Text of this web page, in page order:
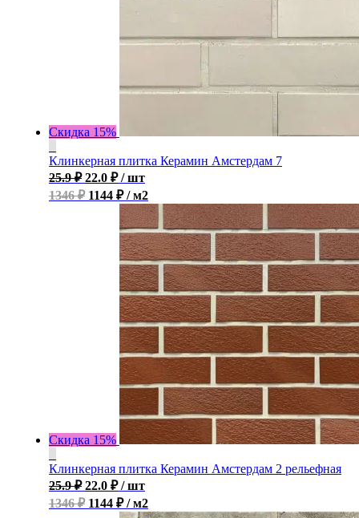
Скидка 15%
Клинкерная плитка Керамин Амстердам 7
25.9₽ 22.0 ₽ / шт
1346 ₽1144 ₽ / м2
Скидка 15%
Клинкерная плитка Керамин Амстердам 2 рельефная
25.9₽ 22.0 ₽ / шт
1346 ₽1144 ₽ / м2